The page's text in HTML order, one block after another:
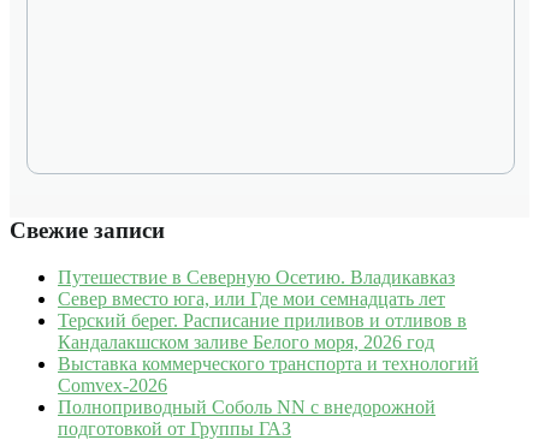
Свежие записи
Путешествие в Северную Осетию. Владикавказ
Север вместо юга, или Где мои семнадцать лет
Терский берег. Расписание приливов и отливов в
Кандалакшском заливе Белого моря, 2026 год
Выставка коммерческого транспорта и технологий
Comvex-2026
Полноприводный Соболь NN с внедорожной
подготовкой от Группы ГАЗ